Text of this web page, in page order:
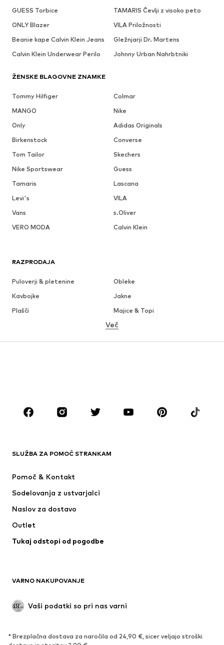
GUESS Torbice
TAMARIS Čevlji z visoko peto
ONLY Blazer
VILA Priložnosti
Beanie kape Calvin Klein Jeans
Gležnjarji Dr. Martens
Calvin Klein Underwear Perilo
Johnny Urban Nahrbtniki
ŽENSKE BLAGOVNE ZNAMKE
Tommy Hilfiger
Colmar
MANGO
Nike
Only
Adidas Originals
Birkenstock
Converse
Tom Tailor
Skechers
Nike Sportswear
Guess
Tamaris
Lascana
Levi's
VILA
Vans
s.Oliver
VERO MODA
Calvin Klein
RAZPRODAJA
Puloverji & pletenine
Obleke
Kavbojke
Jakne
Plašči
Majice & Topi
Perilo
Dodatki
Premium
Novo
Perilo
Plašči
Kopalke & Kopalna moda
'Upcycling'
Novo
Več
SLUŽBA ZA POMOČ STRANKAM
Pomoč & Kontakt
Sodelovanja z ustvarjalci
Naslov za dostavo
Outlet
Tukaj odstopi od pogodbe
VARNO NAKUPOVANJE
Vaši podatki so pri nas varni
* Brezplačna dostava za naročila od 24,90 €, sicer veljajo stroški